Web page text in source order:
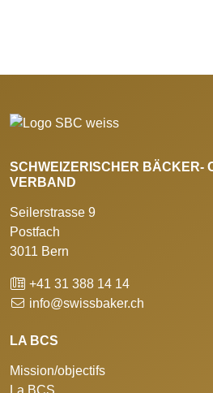
SCHWEIZERISCHER BÄCKER-
VERBAND
Seilerstrasse 9
Postfach
3011 Bern
+41 31 388 14 14
info@swissbaker.ch
LA BCS
Mission/objectifs
La BCS